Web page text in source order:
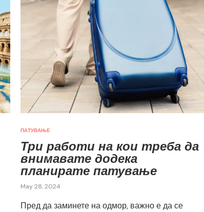
ПАТУВАЊЕ
Три работи на кои треба да
внимавате додека
планирате патување
May 28, 2024
Пред да заминете на одмор, важно е да се